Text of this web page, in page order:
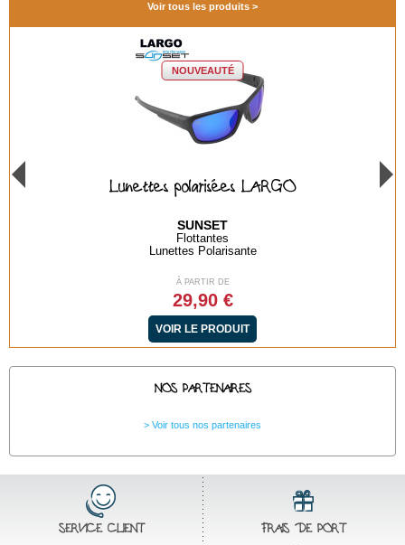
Voir tous les produits
NOUVEAUTÉ
Lunettes polarisées BAYA GREEN
Lunettes Polarisante
29,90 €
VOIR LE PRODUIT
NOS PARTENAIRES
Voir tous nos partenaires
SERVICE CLIENT FRAIS DE PORT